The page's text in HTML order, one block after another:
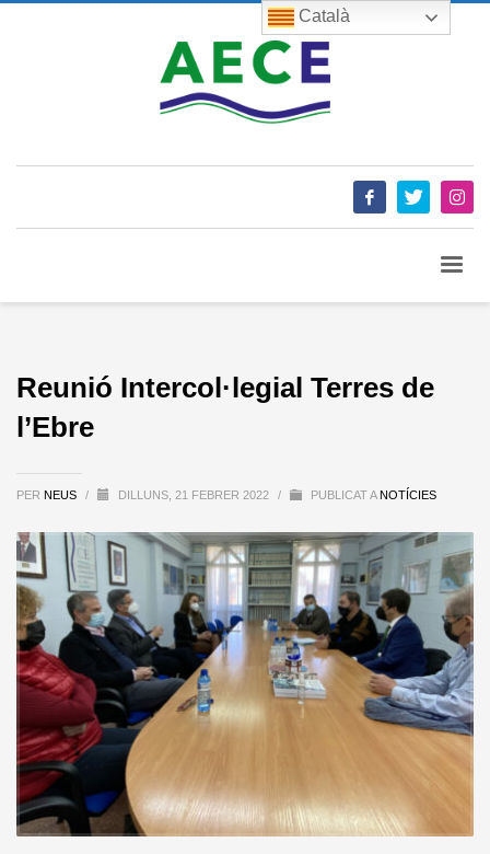
Reunió Intercol·legial Terres de
l’Ebre
PER NEUS / DILLUNS, 21 FEBRER 2022 / PUBLICAT A NOTÍCIES
Català